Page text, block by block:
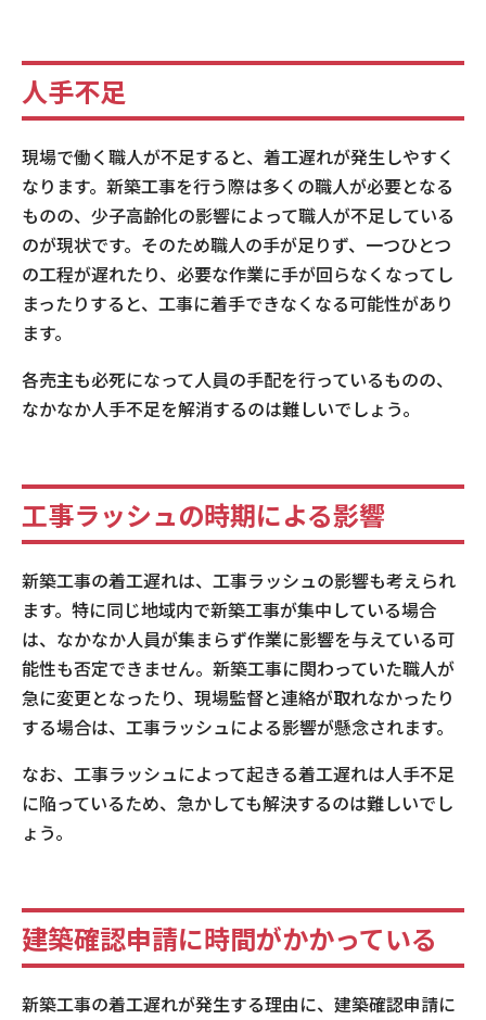
人手不足
現場で働く職人が不足すると、着工遅れが発生しやすく
なります。新築工事を行う際は多くの職人が必要となる
ものの、少子高齢化の影響によって職人が不足している
のが現状です。そのため職人の手が足りず、一つひとつ
の工程が遅れたり、必要な作業に手が回らなくなってし
まったりすると、工事に着手できなくなる可能性があり
ます。
各売主も必死になって人員の手配を行っているものの、
なかなか人手不足を解消するのは難しいでしょう。
工事ラッシュの時期による影響
新築工事の着工遅れは、工事ラッシュの影響も考えられ
ます。特に同じ地域内で新築工事が集中している場合
は、なかなか人員が集まらず作業に影響を与えている可
能性も否定できません。新築工事に関わっていた職人が
急に変更となったり、現場監督と連絡が取れなかったり
する場合は、工事ラッシュによる影響が懸念されます。
なお、工事ラッシュによって起きる着工遅れは人手不足
に陥っているため、急かしても解決するのは難しいでし
ょう。
建築確認申請に時間がかかっている
新築工事の着工遅れが発生する理由に、建築確認申請に